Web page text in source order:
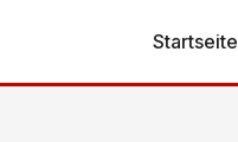
Startseite